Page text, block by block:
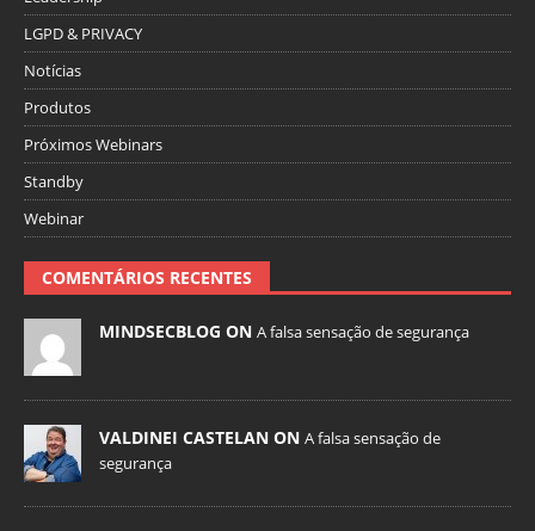
LGPD & PRIVACY
Notícias
Produtos
Próximos Webinars
Standby
Webinar
COMENTÁRIOS RECENTES
MINDSECBLOG ON A falsa sensação de segurança
VALDINEI CASTELAN ON A falsa sensação de
segurança